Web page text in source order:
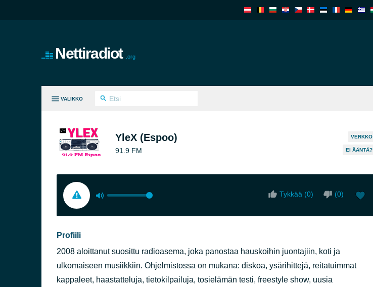
Nettiradiot .org
VALIKKO
YleX (Espoo)
91.9 FM
VERKKO
EI ÄÄNTÄ?
Tykkää (0) (0)
Profiili
2008 aloittanut suosittu radioasema, joka panostaa hauskoihin juontajiin, koti ja
ulkomaiseen musiikkiin. Ohjelmistossa on mukana: diskoa, ysärihittejä, reitatuimmat
kappaleet, haastatteluja, tietokilpailuja, tosielämän testi, freestyle show, uusia